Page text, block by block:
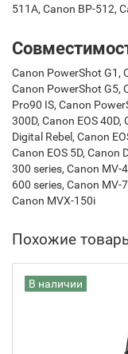
511A, Canon BP-512,
Canon PowerShot G1,
Canon PowerShot G5,
Pro90 IS, Canon
300D, Canon EOS 40D,
Digital Rebel, Canon
Canon EOS 5D, Canon
300 series, Canon MV-
600 series, Canon MV-
Canon MVX-150i
Похожие
В наличии